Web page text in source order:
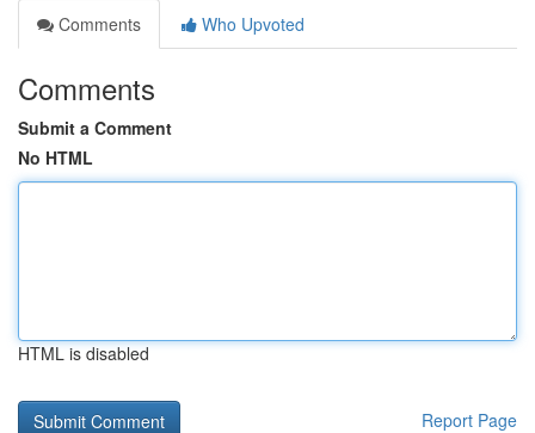
Comments
Who Upvoted
Comments
Submit a Comment
No HTML
HTML is disabled
Report Page